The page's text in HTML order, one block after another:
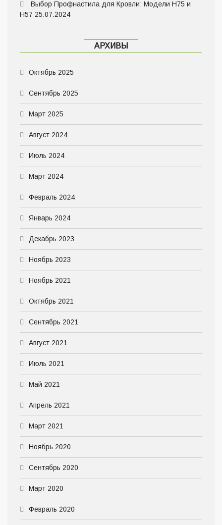
Выбор Профнастила для Кровли: Модели Н75 и
Н57 25.07.2024
АРХИВЫ
Октябрь 2025
Сентябрь 2025
Март 2025
Август 2024
Июль 2024
Март 2024
Февраль 2024
Январь 2024
Декабрь 2023
Ноябрь 2023
Ноябрь 2021
Октябрь 2021
Сентябрь 2021
Август 2021
Июль 2021
Май 2021
Апрель 2021
Март 2021
Ноябрь 2020
Сентябрь 2020
Март 2020
Февраль 2020